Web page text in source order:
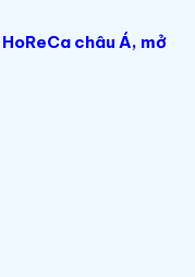
châu Á, mở